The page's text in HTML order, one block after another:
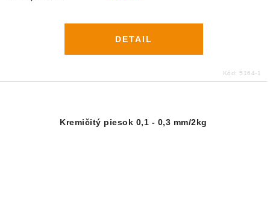
DETAIL
Kód: 5164-1
Kremičitý piesok 0,1 - 0,3 mm/2kg